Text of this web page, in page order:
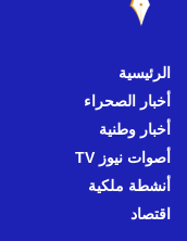
الرئيسية
أخبار الصحراء
أخبار وطنية
أصوات نيوز TV
أنشطة ملكية
اقتصاد